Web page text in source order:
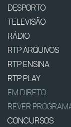
DESPORTO
TELEVISÃO
RÁDIO
RTP ARQUIVOS
RTP ENSINA
RTP PLAY
EM DIRETO
REVER
CONCURSOS